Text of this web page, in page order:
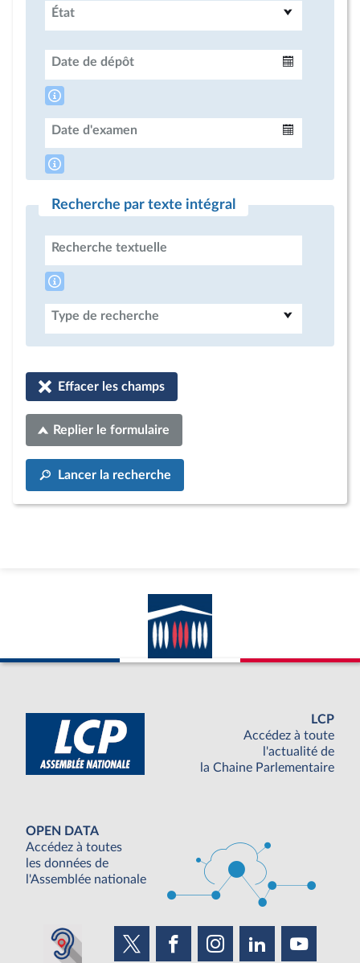
État
Date de dépôt
Date d'examen
Recherche par texte intégral
Recherche textuelle
Type de recherche
Effacer les champs
Replier le formulaire
Lancer la recherche
LCP
Accédez à toute
l'actualité de
la Chaine Parlementaire
OPEN DATA
Accédez à toutes
les données de
l'Assemblée nationale